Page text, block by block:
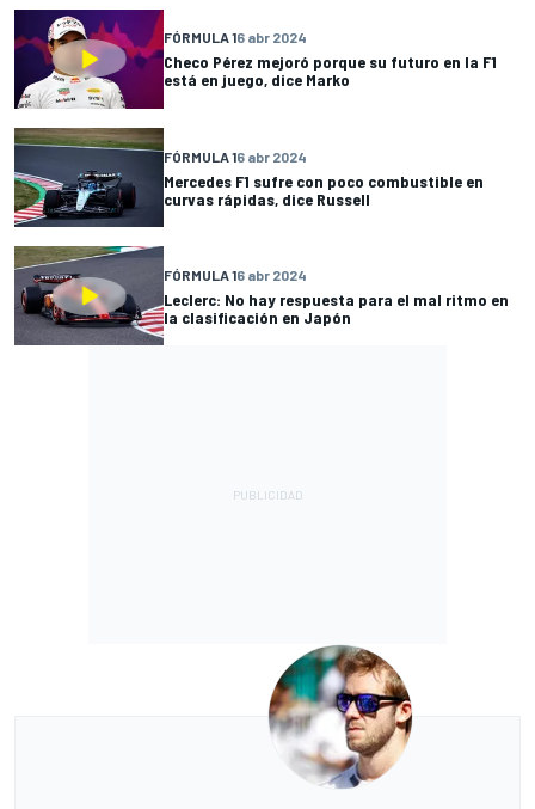
FÓRMULA 16 abr 2024
Checo Pérez mejoró porque su futuro en la F1
está en juego, dice Marko
FÓRMULA 16 abr 2024
Mercedes F1 sufre con poco combustible en
curvas rápidas, dice Russell
FÓRMULA 16 abr 2024
Leclerc: No hay respuesta para el mal ritmo en
la clasificación en Japón